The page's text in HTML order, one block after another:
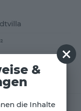
// nächste Seite
&
die Inhalte